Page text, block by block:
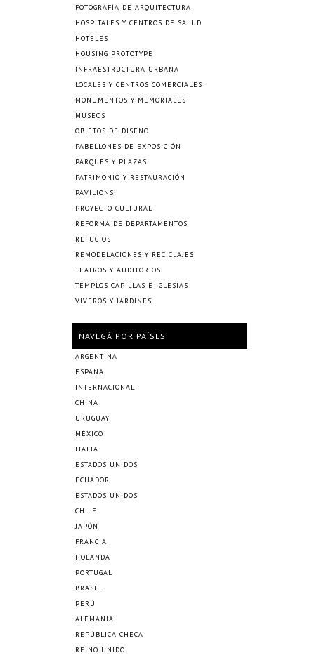
FOTOGRAFÍA DE ARQUITECTURA
HOSPITALES Y CENTROS DE SALUD
HOTELES
HOUSING PROTOTYPE
INFRAESTRUCTURA URBANA
LOCALES Y CENTROS COMERCIALES
MONUMENTOS Y MEMORIALES
MUSEOS
OBJETOS DE DISEÑO
PABELLONES DE EXPOSICIÓN
PARQUES Y PLAZAS
PATRIMONIO Y RESTAURACIÓN
PAVILIONS
PROYECTO CULTURAL
REFORMA DE DEPARTAMENTOS
REFUGIOS
REMODELACIONES Y RECICLAJES
TEATROS Y AUDITORIOS
TEMPLOS CAPILLAS E IGLESIAS
VIVEROS Y JARDINES
NAVEGÁ POR PAÍSES
ARGENTINA
ESPAÑA
INTERNACIONAL
CHINA
URUGUAY
MÉXICO
ITALIA
ESTADOS UNIDOS
ECUADOR
ESTADOS UNIDOS
CHILE
JAPÓN
FRANCIA
HOLANDA
PORTUGAL
BRASIL
PERÚ
ALEMANIA
REPÚBLICA CHECA
REINO UNIDO